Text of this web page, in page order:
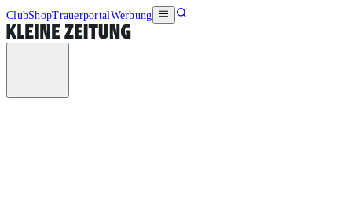
ClubShopTrauerportalWerbung